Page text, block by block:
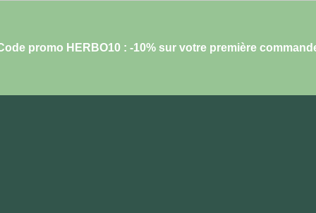
promo HERBO10 : -10% sur votre première